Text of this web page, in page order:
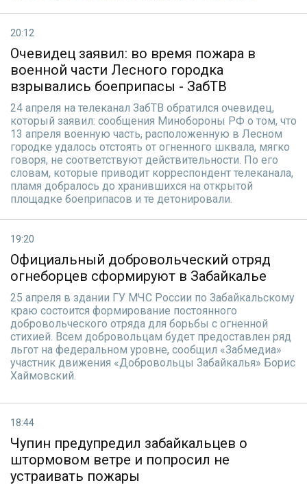
20:12
Очевидец заявил: во время пожара в
военной части Лесного городка
взрывались боеприпасы - ЗабТВ
24 апреля на телеканал ЗабТВ обратился очевидец,
который заявил: сообщения Минобороны РФ о том, что
13 апреля военную часть, расположенную в Лесном
городке удалось отстоять от огненного шквала, мягко
говоря, не соответствуют действительности. По его
словам, которые приводит корреспондент телеканала,
пламя добралось до хранившихся на открытой
площадке боеприпасов и те детонировали.
19:20
Официальный добровольческий отряд
огнеборцев сформируют в Забайкалье
25 апреля в здании ГУ МЧС России по Забайкальскому
краю состоится формирование постоянного
добровольческого отряда для борьбы с огненной
стихией. Всем добровольцам будет предоставлен ряд
льгот на федеральном уровне, сообщил «Забмедиа»
участник движения «Добровольцы Забайкалья» Борис
Хаймовский.
18:44
Чупин предупредил забайкальцев о
штормовом ветре и попросил не
устраивать пожары